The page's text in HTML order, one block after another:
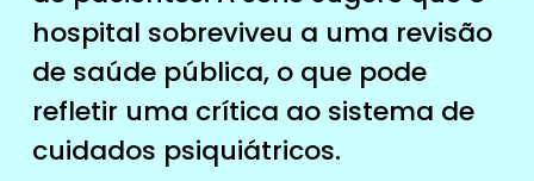
hospital sobreviveu a uma revisão
de saúde pública, o que pode
refletir uma crítica ao sistema de
cuidados psiquiátricos.